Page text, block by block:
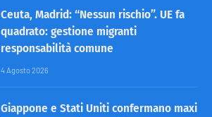
Ceuta, Madrid: “Nessun rischio”. UE fa
quadrato: gestione migranti
responsabilità comune
4 Agosto 2026
Giappone e Stati Uniti confermano maxi